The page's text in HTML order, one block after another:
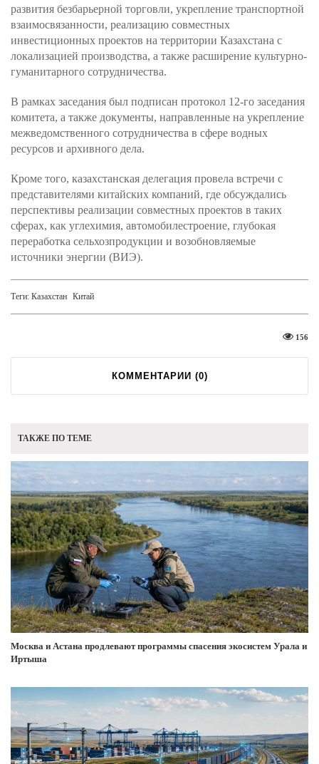
развития безбарьерной торговли, укрепление транспортной
взаимосвязанности, реализацию совместных
инвестиционных проектов на территории Казахстана с
локализацией производства, а также расширение культурно-
гуманитарного сотрудничества.
В рамках заседания был подписан протокол 12-го заседания
комитета, а также документы, направленные на укрепление
межведомственного сотрудничества в сфере водных
ресурсов и архивного дела.
Кроме того, казахстанская делегация провела встречи с
представителями китайских компаний, где обсуждались
перспективы реализации совместных проектов в таких
сферах, как углехимия, автомобилестроение, глубокая
переработка сельхозпродукции и возобновляемые
источники энергии (ВИЭ).
Теги: Казахстан Китай
156
КОММЕНТАРИИ (0)
ТАКЖЕ ПО ТЕМЕ
Москва и Астана продлевают программы спасения экосистем Урала и
Иртыша